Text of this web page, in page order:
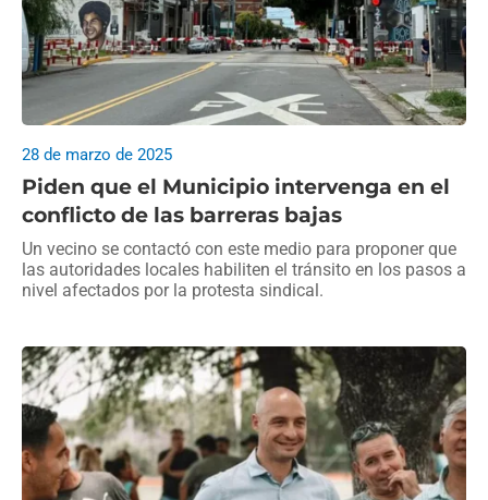
Piden que el Municipio intervenga en el
conflicto de las barreras bajas
28 de marzo de 2025
Un vecino se contactó con este medio para proponer que
las autoridades locales habiliten el tránsito en los pasos a
nivel afectados por la protesta sindical.